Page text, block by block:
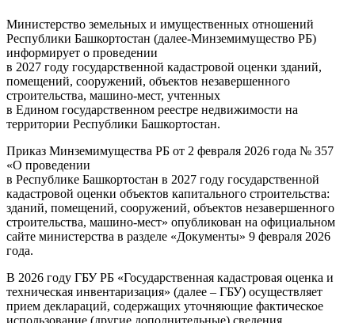
Министерство земельных и имущественных отношений
Республики Башкортостан (далее-Минземимущество РБ)
информирует о проведении
в 2027 году государственной кадастровой оценки зданий,
помещений, сооружений, объектов незавершенного
строительства, машино-мест, учтенных
в Едином государственном реестре недвижимости на
территории Республики Башкортостан.
Приказ Минземимущества РБ от 2 февраля 2026 года № 357
«О проведении
в Республике Башкортостан в 2027 году государственной
кадастровой оценки объектов капитального строительства:
зданий, помещений, сооружений, объектов незавершенного
строительства, машино-мест» опубликован на официальном
сайте министерства в разделе «Документы» 9 февраля 2026
года.
В 2026 году ГБУ РБ «Государственная кадастровая оценка и
техническая инвентаризация» (далее – ГБУ) осуществляет
прием деклараций, содержащих уточняющие фактическое
использование (другие дополнительные) сведения